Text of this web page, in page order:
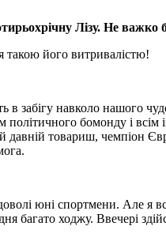
Лізу. Не важко
такою його витривалістю!
забігу навколо нашого
бомонду і
давній товариш, чемпіон
юні спортмени. Але
багато ходжу. Ввечері